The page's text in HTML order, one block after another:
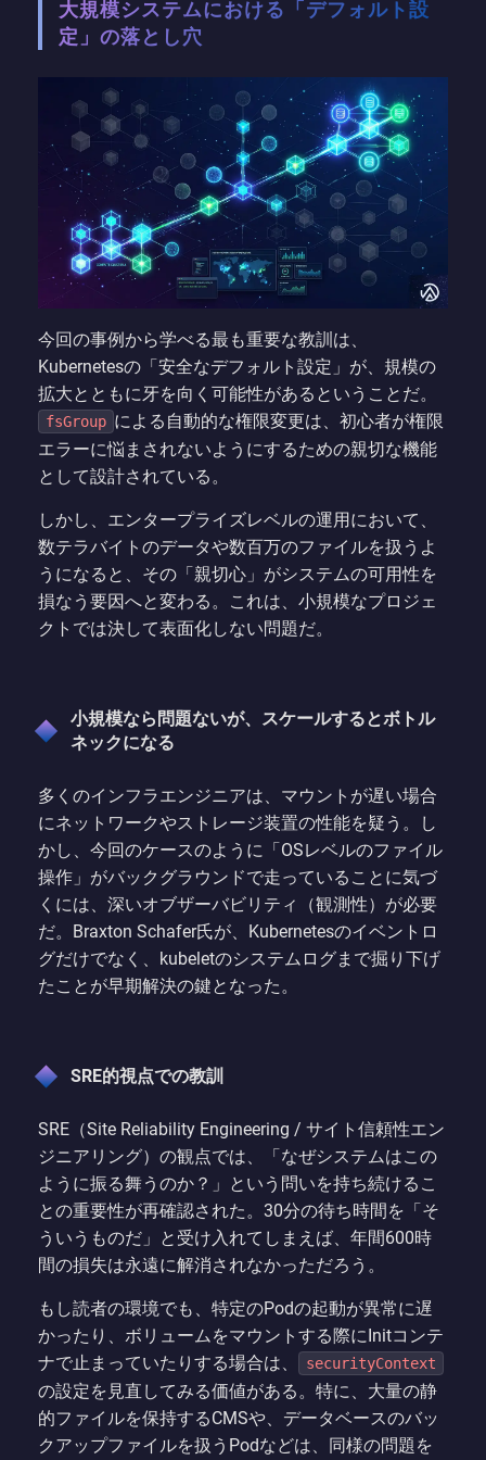
大規模システムにおける「デフォルト設
定」の落とし穴
今回の事例から学べる最も重要な教訓は、
Kubernetesの「安全なデフォルト設定」が、規模の
拡大とともに牙を向く可能性があるということだ。
fsGroup による自動的な権限変更は、初心者が権限
エラーに悩まされないようにするための親切な機能
として設計されている。
しかし、エンタープライズレベルの運用において、
数テラバイトのデータや数百万のファイルを扱うよ
うになると、その「親切心」がシステムの可用性を
損なう要因へと変わる。これは、小規模なプロジェ
クトでは決して表面化しない問題だ。
小規模なら問題ないが、スケールするとボトル
ネックになる
多くのインフラエンジニアは、マウントが遅い場合
にネットワークやストレージ装置の性能を疑う。し
かし、今回のケースのように「OSレベルのファイル
操作」がバックグラウンドで走っていることに気づ
くには、深いオブザーバビリティ（観測性）が必要
だ。Braxton Schafer氏が、Kubernetesのイベントロ
グだけでなく、kubeletのシステムログまで掘り下げ
たことが早期解決の鍵となった。
SRE的視点での教訓
SRE（Site Reliability Engineering / サイト信頼性エン
ジニアリング）の観点では、「なぜシステムはこの
ように振る舞うのか？」という問いを持ち続けるこ
との重要性が再確認された。30分の待ち時間を「そ
ういうものだ」と受け入れてしまえば、年間600時
間の損失は永遠に解消されなかっただろう。
もし読者の環境でも、特定のPodの起動が異常に遅
かったり、ボリュームをマウントする際にInitコンテ
ナで止まっていたりする場合は、
securityContext
の設定を見直してみる価値がある。特に、大量の静
的ファイルを保持するCMSや、データベースのバッ
クアップファイルを扱うPodなどは、同様の問題を